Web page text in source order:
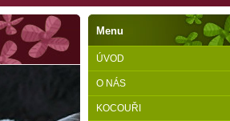
Menu
ÚVOD
O NÁS
KOCOUŘI